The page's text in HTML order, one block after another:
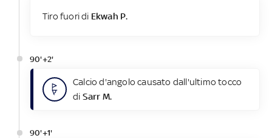
Tiro fuori di Ekwah P.
90'+2'
Calcio d'angolo causato dall'ultimo tocco
di Sarr M.
90'+1'